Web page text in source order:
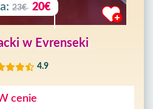
23€ 20€
w Evrenseki
4.9
cenie